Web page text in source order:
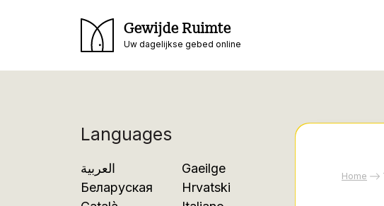
Gewijde Ruimte
Uw dagelijkse gebed online
Languages
العربية
Беларуская
Gaeilge
Hrvatski
Home